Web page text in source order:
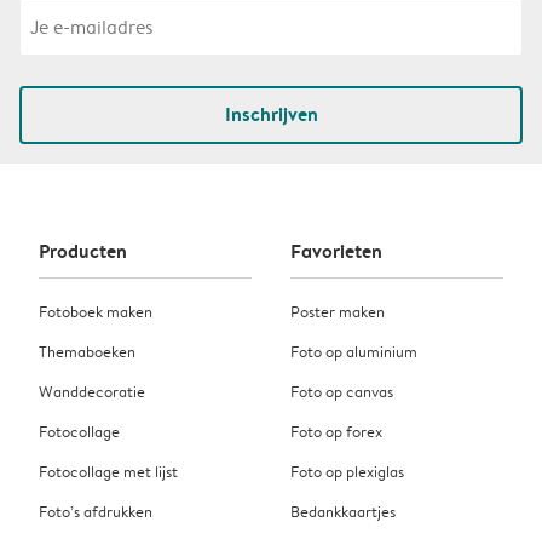
Inschrijven
Producten
Fotoboek maken
Themaboeken
Wanddecoratie
Fotocollage
Fotocollage met lijst
Foto’s afdrukken
Favorieten
Poster maken
Foto op aluminium
Foto op canvas
Foto op forex
Foto op plexiglas
Bedankkaartjes